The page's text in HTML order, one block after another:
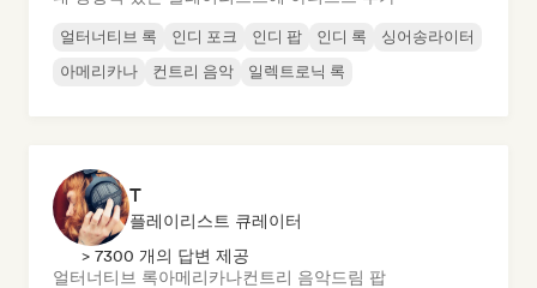
얼터너티브 록 인디 포크 인디 팝 인디 록
싱어송라이터
아메리카나
컨트리 음악 일렉트로닉 록
T
플레이리스트 큐레이터
> 7300 개의 답변 제공
얼터너티브 록아메리카나컨트리 음악드림 팝